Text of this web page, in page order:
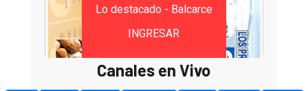
Lo destacado - Balcarce
INGRESAR
Canales en Vivo